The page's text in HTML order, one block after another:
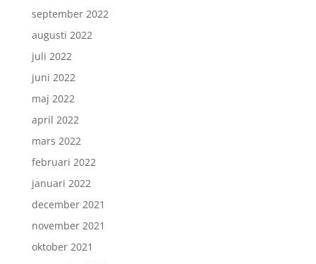
september 2022
augusti 2022
juli 2022
juni 2022
maj 2022
april 2022
mars 2022
februari 2022
januari 2022
december 2021
november 2021
oktober 2021